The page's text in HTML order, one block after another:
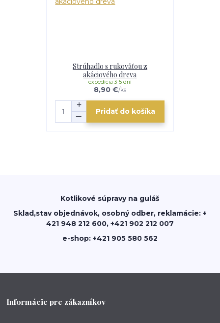
Strúhadlo s rukoväťou z
akáciového dreva
8,90 €/ks
expedícia 3-5 dní
Pridať do košíka
Kotlikové súpravy na guláš
Sklad,stav objednávok, osobný odber, reklamácie: +
421 948 212 600, +421 902 212 007
e-shop: +421 905 580 562
Informácie pre zákazníkov